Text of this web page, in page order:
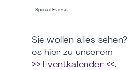
- Special Events -
Sie wollen alles
es hier zu unserem
>> Eventkalender <<.